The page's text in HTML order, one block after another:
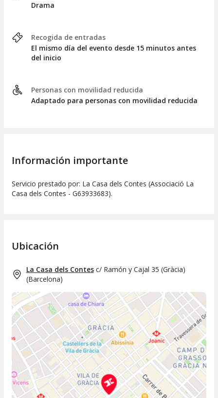
Drama
Recogida de entradas
El mismo día del evento desde 15 minutos antes
del inicio
Personas con movilidad reducida
Adaptado para personas con movilidad reducida
Información importante
Servicio prestado por: La Casa dels Contes (Associació La
Casa dels Contes - G63933683).
Ubicación
La Casa dels Contes c/ Ramón y Cajal 35 (Gràcia)
(Barcelona)